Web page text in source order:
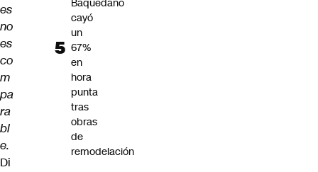
es
no
es
co
m
pa
ra
bl
e.
Di
Baquedano
cayó
un
67%
en
hora
punta
tras
obras
de
remodelación